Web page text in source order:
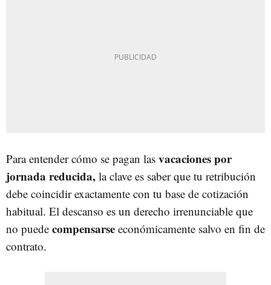
Para entender cómo se pagan las vacaciones por
jornada reducida, la clave es saber que tu retribución
debe coincidir exactamente con tu base de cotización
habitual. El descanso es un derecho irrenunciable que
no puede compensarse económicamente salvo en fin de
contrato.